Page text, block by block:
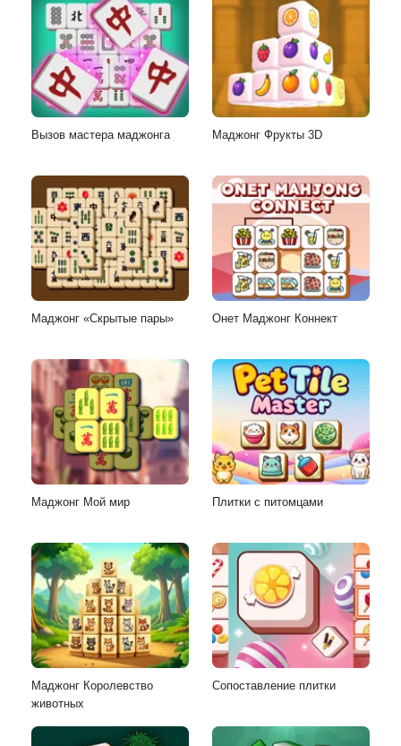
Вызов мастера маджонга Маджонг Фрукты 3D
Маджонг «Скрытые пары» Онет Маджонг Коннект
Маджонг Мой мир Плитки с питомцами
Маджонг Королевство
животных
Сопоставление плитки